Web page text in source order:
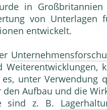
in
von Unterlagen
entwickelt.
unter Verwendung
den Aufbau und die
sind z. B.